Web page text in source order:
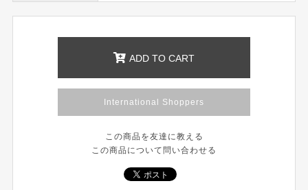
ADD TO CART
International Shoppers
この商品を友達に教える
この商品について問い合わせる